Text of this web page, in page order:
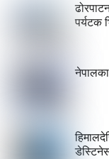
पर्यटक